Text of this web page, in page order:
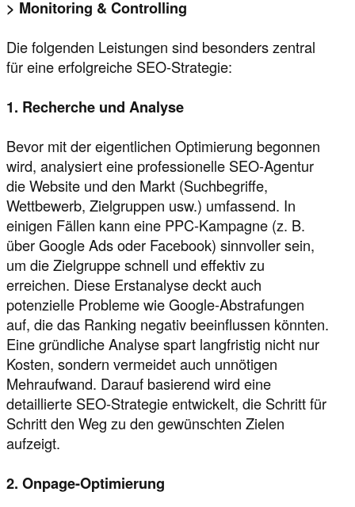
> Monitoring & Controlling
Die folgenden Leistungen sind besonders zentral
für eine erfolgreiche SEO-Strategie:
1. Recherche und Analyse
Bevor mit der eigentlichen Optimierung begonnen
wird, analysiert eine professionelle SEO-Agentur
die Website und den Markt (Suchbegriffe,
Wettbewerb, Zielgruppen usw.) umfassend. In
einigen Fällen kann eine PPC-Kampagne (z. B.
über Google Ads oder Facebook) sinnvoller sein,
um die Zielgruppe schnell und effektiv zu
erreichen. Diese Erstanalyse deckt auch
potenzielle Probleme wie Google-Abstrafungen
auf, die das Ranking negativ beeinflussen könnten.
Eine gründliche Analyse spart langfristig nicht nur
Kosten, sondern vermeidet auch unnötigen
Mehraufwand. Darauf basierend wird eine
detaillierte SEO-Strategie entwickelt, die Schritt für
Schritt den Weg zu den gewünschten Zielen
aufzeigt.
2. Onpage-Optimierung